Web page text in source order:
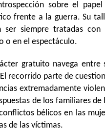
sobre el
frente a la guerra. Su
ser siempre tratadas
o en el espectáculo.
gratuito navega entre
recorrido parte de
extremadamente
de los familiares
bélicos en las
de las víctimas.